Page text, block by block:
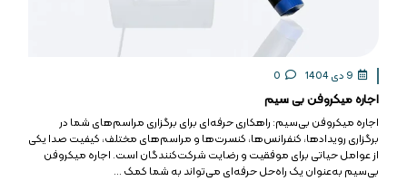
اجاره میکروفن بی سیم
اجاره میکروفن بی‌سیم: راهکاری حرفه‌ای برای برگزاری مراسم‌های شما در
برگزاری رویدادها، کنفرانس‌ها، کنسرت‌ها و مراسم‌های مختلف، کیفیت صدا یکی
از عوامل حیاتی برای موفقیت و رضایت شرکت‌کنندگان است. اجاره میکروفن
بی‌سیم به‌عنوان یک راه‌حل حرفه‌ای می‌تواند به شما کمک ...